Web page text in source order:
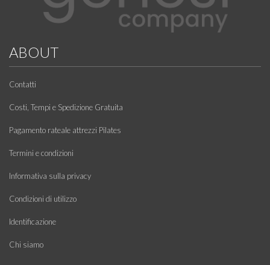
ABOUT
Contatti
Costi, Tempi e Spedizione Gratuita
Pagamento rateale attrezzi Pilates
Termini e condizioni
Informativa sulla privacy
Condizioni di utilizzo
Identificazione
Chi siamo